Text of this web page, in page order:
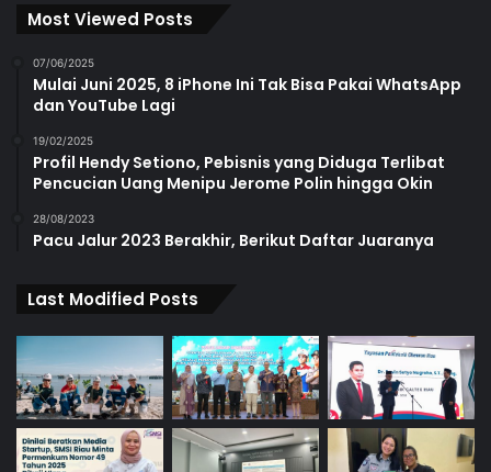
Most Viewed Posts
07/06/2025
Mulai Juni 2025, 8 iPhone Ini Tak Bisa Pakai WhatsApp
dan YouTube Lagi
19/02/2025
Profil Hendy Setiono, Pebisnis yang Diduga Terlibat
Pencucian Uang Menipu Jerome Polin hingga Okin
28/08/2023
Pacu Jalur 2023 Berakhir, Berikut Daftar Juaranya
Last Modified Posts